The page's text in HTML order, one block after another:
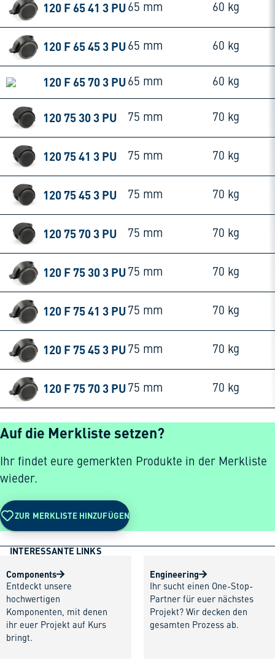
120 F 65 41 3 PU 65 mm 60 kg
120 F 65 45 3 PU 65 mm 60 kg
120 F 65 70 3 PU 65 mm 60 kg
120 75 30 3 PU 75 mm 70 kg
120 75 41 3 PU 75 mm 70 kg
120 75 45 3 PU 75 mm 70 kg
120 75 70 3 PU 75 mm 70 kg
120 F 75 30 3 PU 75 mm 70 kg
120 F 75 41 3 PU 75 mm 70 kg
120 F 75 45 3 PU 75 mm 70 kg
120 F 75 70 3 PU 75 mm 70 kg
Auf die Merkliste setzen?
Ihr findet eure gemerkten Produkte in der Merkliste
wieder.
ZUR MERKLISTE HINZUFÜGEN
INTERESSANTE LINKS
Components
Entdeckt unsere
hochwertigen
Komponenten, mit denen
ihr euer Projekt auf Kurs
bringt.
Engineering
Ihr sucht einen One-Stop-
Partner für euer nächstes
Projekt? Wir decken den
gesamten Prozess ab.